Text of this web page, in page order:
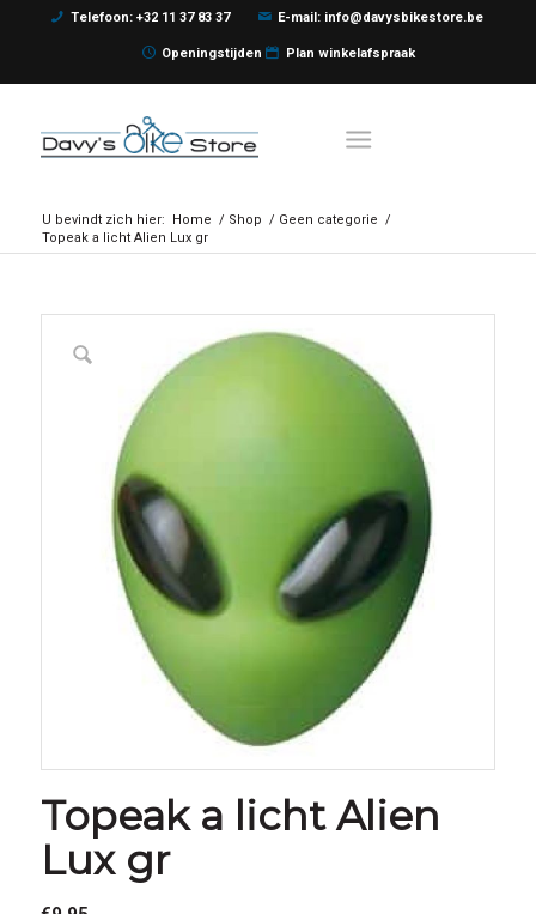
Telefoon: +32 11 37 83 37 E-mail: info@davysbikestore.be
Openingstijden Plan winkelafspraak
U bevindt zich hier: Home / Shop / Geen categorie /
Topeak a licht Alien Lux gr
Topeak a licht Alien
Lux gr